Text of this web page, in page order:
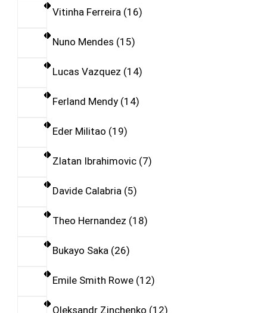
Vitinha Ferreira 16
Nuno Mendes 15
Lucas Vazquez 14
Ferland Mendy 14
Eder Militao 19
Zlatan Ibrahimovic 7
Davide Calabria 5
Theo Hernandez 18
Bukayo Saka 26
Emile Smith Rowe 12
Oleksandr Zinchenko 12